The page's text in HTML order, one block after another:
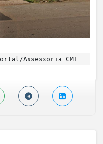
Assessoria CMI